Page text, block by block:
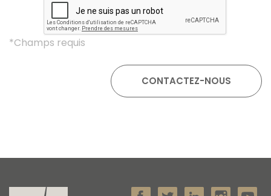
*Champs requis